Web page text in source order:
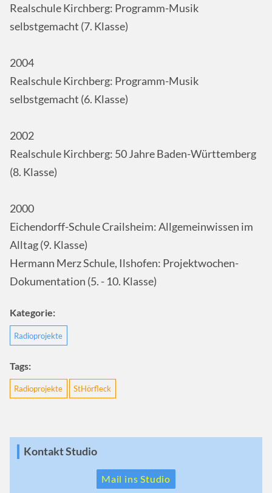
Realschule Kirchberg: Programm-Musik
selbstgemacht (7. Klasse)
2004
Realschule Kirchberg: Programm-Musik
selbstgemacht (6. Klasse)
2002
Realschule Kirchberg: 50 Jahre Baden-Württemberg
(8. Klasse)
2000
Eichendorff-Schule Crailsheim: Allgemeinwissen im
Alltag (9. Klasse)
Hermann Merz Schule, Ilshofen: Projektwochen-
Dokumentation (5. - 10. Klasse)
Kategorie:
Radioprojekte
Tags:
Radioprojekte StHörfleck
Kontakt Studio
Mail ins Studio